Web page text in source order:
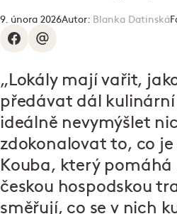
9. února 2026Autor: Blanka Datinská
„Lokály mají vařit,
předávat dál
ideálně nevymýšlet
zdokonalovat to, co je
Kouba, který
českou hospodskou
směřují, co se v nich